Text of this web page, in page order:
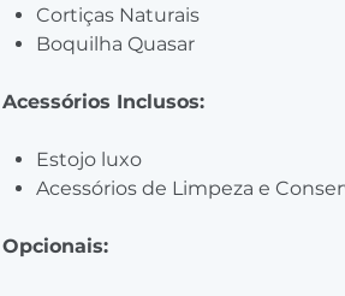
Cortiças Naturais
Boquilha Quasar
Acessórios Inclusos:
Estojo luxo
Acessórios de Limpeza e
Opcionais: